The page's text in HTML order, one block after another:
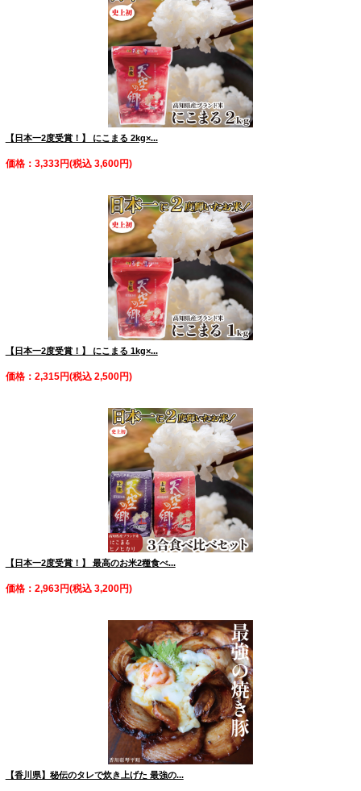
【日本一2度受賞！】 にこまる 2kg×...
価格：3,333円(税込 3,600円)
【日本一2度受賞！】 にこまる 1kg×...
価格：2,315円(税込 2,500円)
【日本一2度受賞！】 最高のお米2種食べ...
価格：2,963円(税込 3,200円)
【香川県】秘伝のタレで炊き上げた 最強の...